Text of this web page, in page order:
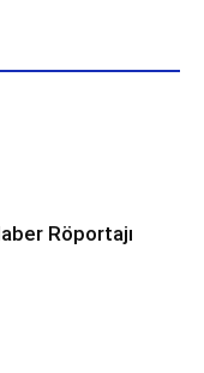
Röportajı